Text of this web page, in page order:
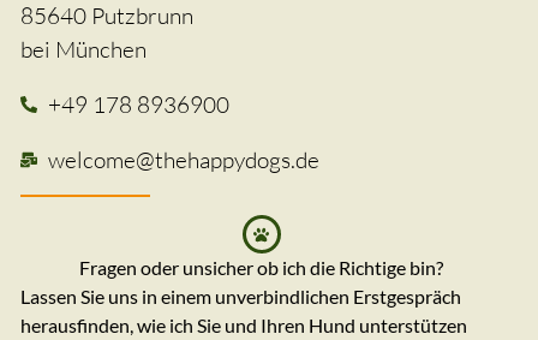
85640 Putzbrunn
bei München
+49 178 8936900
welcome@thehappydogs.de
Fragen oder unsicher ob ich die Richtige bin?
Lassen Sie uns in einem unverbindlichen Erstgespräch
herausfinden, wie ich Sie und Ihren Hund unterstützen